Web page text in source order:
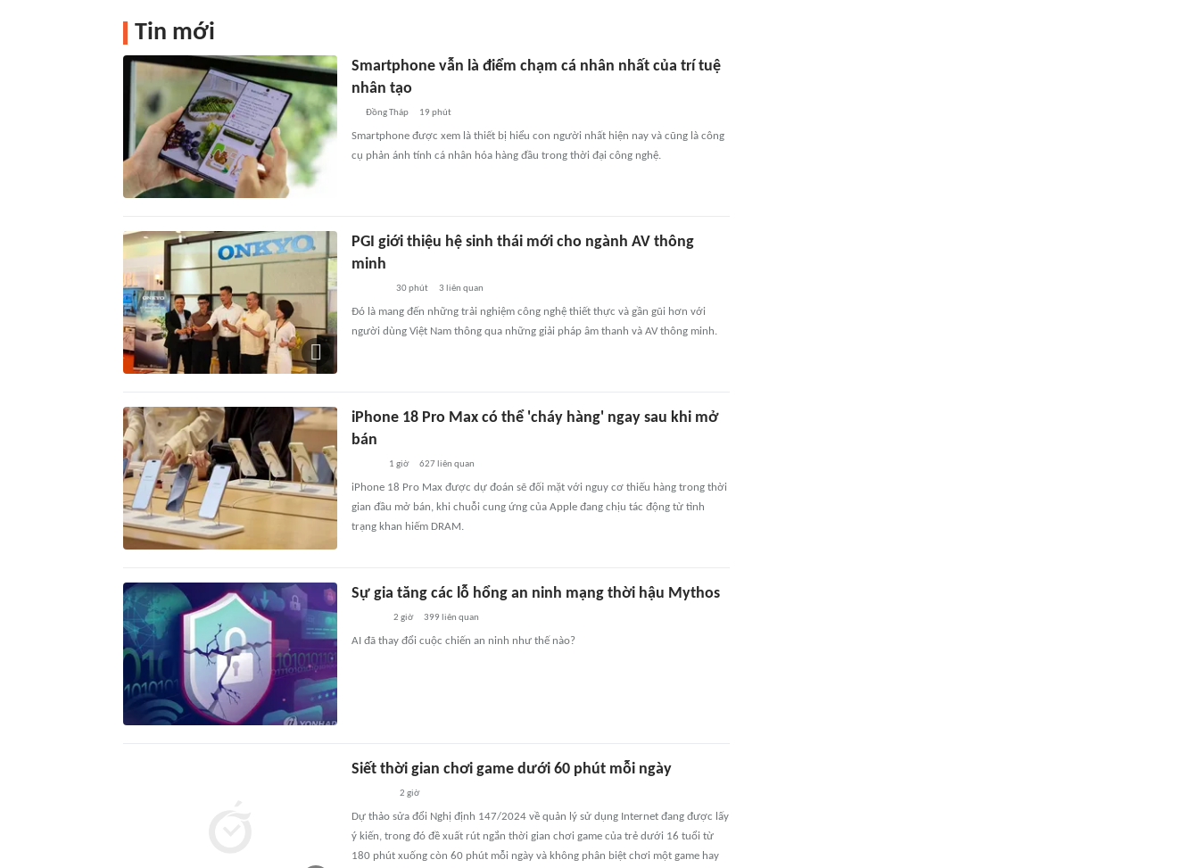
Tin mới
Smartphone vẫn là điểm chạm cá nhân nhất của trí tuệ
nhân tạo
Đồng Tháp 19 phút
Smartphone được xem là thiết bị hiểu con người nhất hiện nay và cũng là công
cụ phản ánh tính cá nhân hóa hàng đầu trong thời đại công nghệ.
PGI giới thiệu hệ sinh thái mới cho ngành AV thông
minh
30 phút 3 liên quan
Đó là mang đến những trải nghiệm công nghệ thiết thực và gần gũi hơn với
người dùng Việt Nam thông qua những giải pháp âm thanh và AV thông minh.
iPhone 18 Pro Max có thể 'cháy hàng' ngay sau khi mở
bán
1 giờ 627 liên quan
iPhone 18 Pro Max được dự đoán sẽ đối mặt với nguy cơ thiếu hàng trong thời
gian đầu mở bán, khi chuỗi cung ứng của Apple đang chịu tác động từ tình
trạng khan hiếm DRAM.
Sự gia tăng các lỗ hổng an ninh mạng thời hậu Mythos
2 giờ 399 liên quan
AI đã thay đổi cuộc chiến an ninh như thế nào?
Siết thời gian chơi game dưới 60 phút mỗi ngày
2 giờ
Dự thảo sửa đổi Nghị định 147/2024 về quản lý sử dụng Internet đang được lấy
ý kiến, trong đó đề xuất rút ngắn thời gian chơi game của trẻ dưới 16 tuổi từ
180 phút xuống còn 60 phút mỗi ngày và không phân biệt chơi một game hay